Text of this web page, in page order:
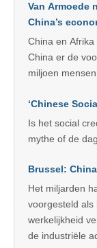
Van Armoede
China’s
China en
China er de
miljoen
‘Chinese
Is het social
mythe of de
Brussel:
Het miljarden
voorgesteld als
werkelijkheid
de industriële